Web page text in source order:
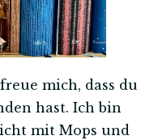
mich, dass du
hast. Ich bin
mit Mops und